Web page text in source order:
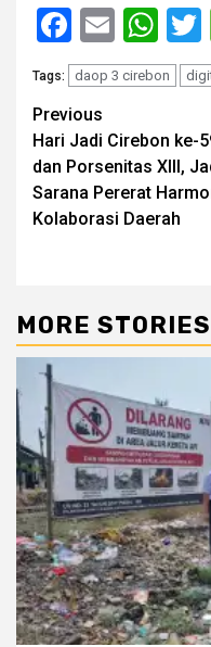
Email
Tags: daop 3 cirebon
Post
navigation
Previous
Hari Jadi Cirebon ke-
dan Porsenitas XIII,
Sarana Pererat
Kolaborasi Daerah
MORE STORIES